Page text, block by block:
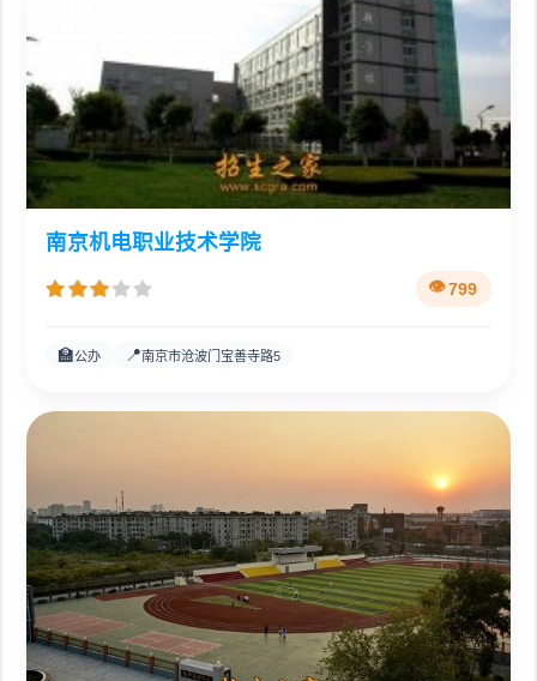
南京机电职业技术学院
799
🏫公办 📍南京市沧波门宝善寺路5